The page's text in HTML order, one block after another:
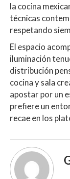
la cocina
técnicas
respetando
El espacio
iluminación
distribución
cocina y sala
apostar por un
prefiere un
recae en los